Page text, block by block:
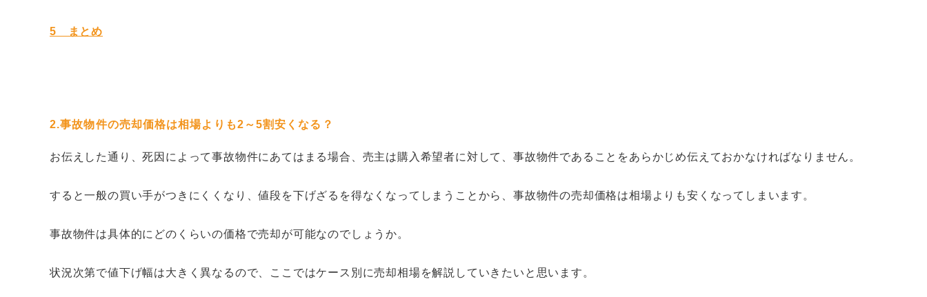
5 まとめ
2.事故物件の売却価格は相場よりも2～5割安くなる？
お伝えした通り、死因によって事故物件にあてはまる場合、売主は購入希望者に対して、事故物件であることをあらかじめ伝えておかなければなりません。
すると一般の買い手がつきにくくなり、値段を下げざるを得なくなってしまうことから、事故物件の売却価格は相場よりも安くなってしまいます。
事故物件は具体的にどのくらいの価格で売却が可能なのでしょうか。
状況次第で値下げ幅は大きく異なるので、ここではケース別に売却相場を解説していきたいと思います。